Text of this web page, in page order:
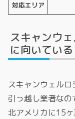
対応エリア
スキャンウ
に向いている
スキャンウェル
引っ越し業者なの
北アメリカに15